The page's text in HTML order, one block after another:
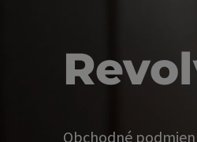
Obchodné